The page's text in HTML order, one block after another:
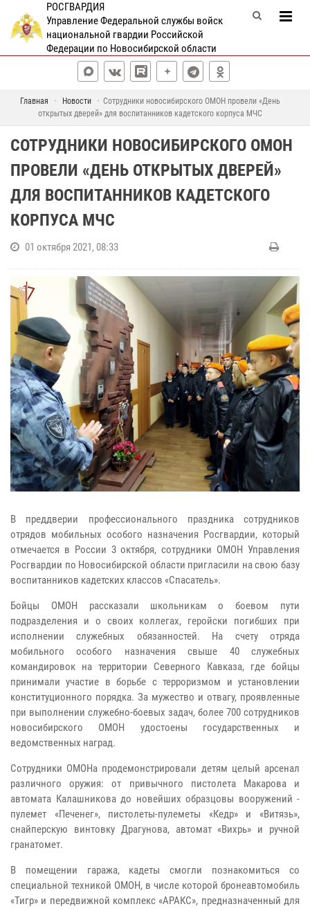
РОСГВАРДИЯ
Управление Федеральной службы войск
национальной гвардии Российской
Федерации по Новосибирской области
Главная Новости
Сотрудники новосибирского ОМОН провели «День
открытых дверей» для воспитанников кадетского корпуса МЧС
СОТРУДНИКИ НОВОСИБИРСКОГО ОМОН
ПРОВЕЛИ «ДЕНЬ ОТКРЫТЫХ ДВЕРЕЙ»
ДЛЯ ВОСПИТАННИКОВ КАДЕТСКОГО
КОРПУСА МЧС
01 октября 2021, 08:33
В преддверии профессионального праздника сотрудников
отрядов мобильных особого назначения Росгвардии, который
отмечается в России 3 октября, сотрудники ОМОН Управления
Росгвардии по Новосибирской области пригласили на свою базу
воспитанников кадетских классов «Спасатель».
Бойцы ОМОН рассказали школьникам о боевом пути
подразделения и о своих коллегах, геройски погибших при
исполнении служебных обязанностей. На счету отряда
мобильного особого назначения свыше 40 служебных
командировок на территории Северного Кавказа, где бойцы
принимали участие в борьбе с терроризмом и установлении
конституционного порядка. За мужество и отвагу, проявленные
при выполнении служебно-боевых задач, более 700 сотрудников
новосибирского ОМОН удостоены государственных и
ведомственных наград.
Сотрудники ОМОНа продемонстрировали детям целый арсенал
различного оружия: от привычного пистолета Макарова и
автомата Калашникова до новейших образцовы вооружений -
пулемет «Печенег», пистолеты-пулеметы «Кедр» и «Витязь»,
снайперскую винтовку Драгунова, автомат «Вихрь» и ручной
гранатомет.
В помещении гаража, кадеты смогли познакомиться со
специальной техникой ОМОН, в числе которой бронеавтомобиль
«Тигр» и передвижной комплекс «АРАКС», предназначенный для